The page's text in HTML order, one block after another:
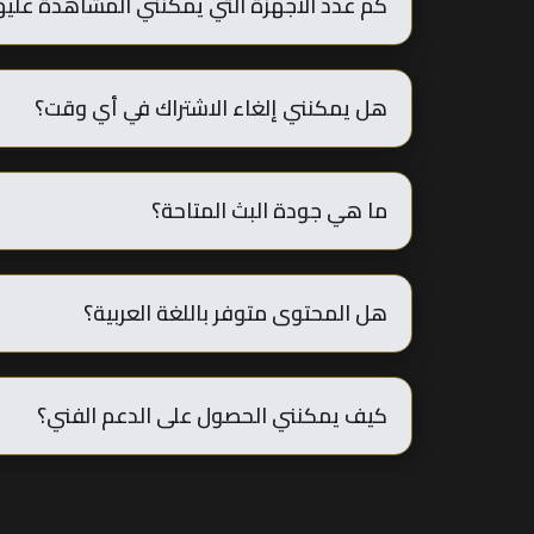
هل يمكنني إلغاء الاشتراك في أي وقت؟
ما هي جودة البث المتاحة؟
هل المحتوى متوفر باللغة العربية؟
كيف يمكنني الحصول على الدعم الفني؟